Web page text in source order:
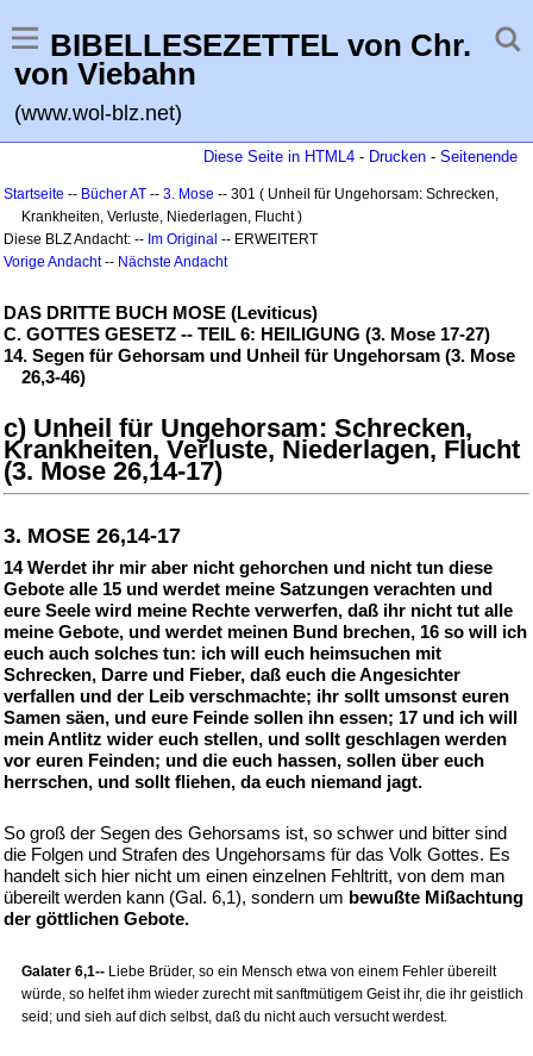
BIBELLESEZETTEL von Chr.
von Viebahn
(www.wol-blz.net)
Diese Seite in HTML4 - Drucken - Seitenende
Startseite -- Bücher AT -- 3. Mose -- 301 ( Unheil für Ungehorsam: Schrecken,
Krankheiten, Verluste, Niederlagen, Flucht )
Diese BLZ Andacht: -- Im Original -- ERWEITERT
Vorige Andacht-- Nächste Andacht
DAS DRITTE BUCH MOSE (Leviticus)
C. GOTTES GESETZ -- TEIL 6: HEILIGUNG (3. Mose 17-27)
14. Segen für Gehorsam und Unheil für Ungehorsam (3. Mose
26,3-46)
c) Unheil für Ungehorsam: Schrecken,
Krankheiten, Verluste, Niederlagen, Flucht
(3. Mose 26,14-17)
3. MOSE 26,14-17
14 Werdet ihr mir aber nicht gehorchen und nicht tun diese
Gebote alle 15 und werdet meine Satzungen verachten und
eure Seele wird meine Rechte verwerfen, daß ihr nicht tut alle
meine Gebote, und werdet meinen Bund brechen, 16 so will ich
euch auch solches tun: ich will euch heimsuchen mit
Schrecken, Darre und Fieber, daß euch die Angesichter
verfallen und der Leib verschmachte; ihr sollt umsonst euren
Samen säen, und eure Feinde sollen ihn essen; 17 und ich will
mein Antlitz wider euch stellen, und sollt geschlagen werden
vor euren Feinden; und die euch hassen, sollen über euch
herrschen, und sollt fliehen, da euch niemand jagt.
So groß der Segen des Gehorsams ist, so schwer und bitter sind
die Folgen und Strafen des Ungehorsams für das Volk Gottes. Es
handelt sich hier nicht um einen einzelnen Fehltritt, von dem man
übereilt werden kann (Gal. 6,1), sondern um bewußte Mißachtung
der göttlichen Gebote.
Galater 6,1-- Liebe Brüder, so ein Mensch etwa von einem Fehler übereilt
würde, so helfet ihm wieder zurecht mit sanftmütigem Geist ihr, die ihr geistlich
seid; und sieh auf dich selbst, daß du nicht auch versucht werdest.